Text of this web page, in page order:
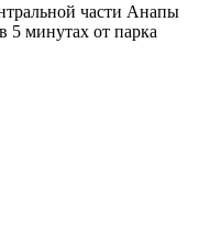
части Анапы
5 минутах от парка